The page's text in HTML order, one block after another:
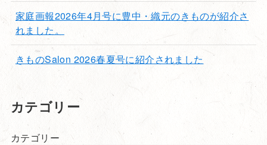
家庭画報2026年4月号に豊中・織元のきものが紹介さ
れました。
きものSalon 2026春夏号に紹介されました
カテゴリー
カテゴリー